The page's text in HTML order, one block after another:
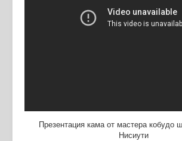
Презентация кама от мастера кобудо
Нисиути